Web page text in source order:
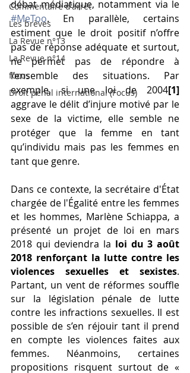
Commentaire d'arrêt
Les brèves
La Revue n°13
La Revue n°14
focus
Droit pénal international (Focus)
#MeToo. En parallèle, certains
estiment que le droit positif n’offre
pas de réponse adéquate et surtout,
ne permet pas de répondre à
l’ensemble des situations. Par
exemple, si une loi de 2004[1]
aggrave le délit d’injure motivé par le
sexe de la victime, elle semble ne
protéger que la femme en tant
qu’individu mais pas les femmes en
tant que genre.
Dans ce contexte, la secrétaire d'État
chargée de l'Égalité entre les femmes
et les hommes, Marlène Schiappa, a
présenté un projet de loi en mars
2018 qui deviendra la loi du 3 août
2018 renforçant la lutte contre les
violences sexuelles et sexistes.
Partant, un vent de réformes souffle
sur la législation pénale de lutte
contre les infractions sexuelles. Il est
possible de s’en réjouir tant il prend
en compte les violences faites aux
femmes. Néanmoins, certaines